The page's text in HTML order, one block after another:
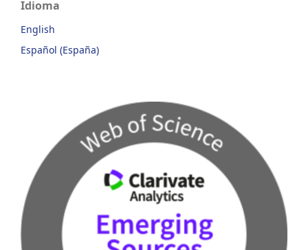
Idioma
English
Español (España)